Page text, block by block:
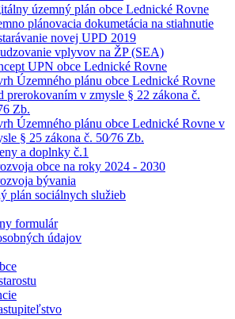
územný plán obce Lednické Rovne
plánovacia dokumetácia na stiahnutie
novej UPD 2019
vplyvov na ŽP (SEA)
UPN obce Lednické Rovne
Územného plánu obce Lednické Rovne
prerokovaním v zmysle § 22 zákona č.
Zb.
Územného plánu obce Lednické Rovne v
§ 25 zákona č. 50⁄76 Zb.
a doplnky č.1
obce na roky 2024 - 2030
bývania
plán sociálnych služieb
formulár
údajov